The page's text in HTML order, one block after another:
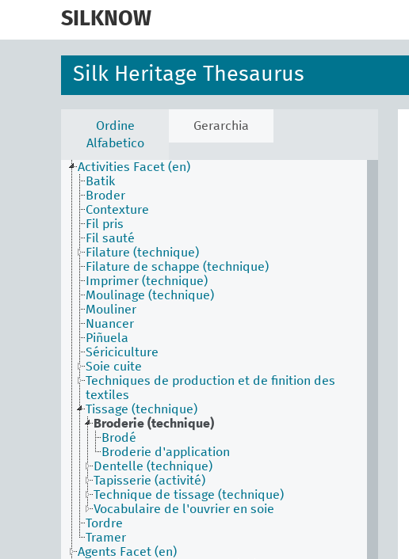
SILKNOW
Silk Heritage Thesaurus
Ordine
Alfabetico
Gerarchia
Activities Facet (en)
Batik
Broder
Contexture
Fil pris
Fil sauté
Filature (technique)
Filature de schappe (technique)
Imprimer (technique)
Moulinage (technique)
Mouliner
Nuancer
Piñuela
Sériciculture
Soie cuite
Techniques de production et de finition des
textiles
Tissage (technique)
Broderie (technique)
Brodé
Broderie d'application
Dentelle (technique)
Tapisserie (activité)
Technique de tissage (technique)
Vocabulaire de l'ouvrier en soie
Tordre
Tramer
Agents Facet (en)